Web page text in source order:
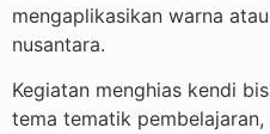
mengaplikasikan warna
nusantara.
Kegiatan menghias kendi
tema tematik